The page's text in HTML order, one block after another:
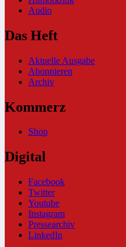
Audio
Das Heft
Aktuelle Ausgabe
Abonnieren
Archiv
Kommerz
Shop
Digital
Facebook
Twitter
Youtube
Instagram
Pressearchiv
LinkedIn